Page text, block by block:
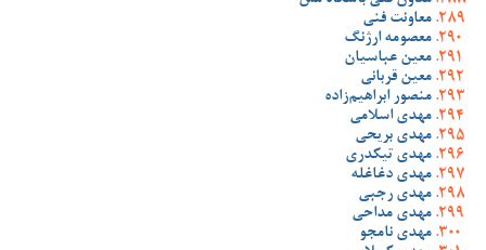
معاونت فنی
معصومه ارژنگ
معین عباسیان
معین قربانی
منصور ابراهیم‌زاده
مهدی اسلامی
مهدی بریحی
مهدی تیکدری
مهدی دغاغله
مهدی رجبی
مهدی مداحی
مهدی نامجو